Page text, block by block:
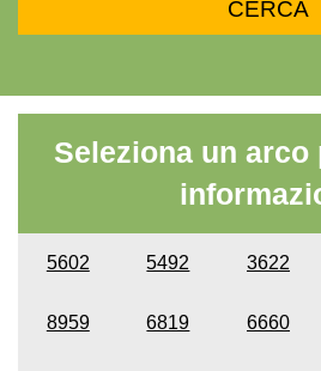
Seleziona un
5602 5492 3622
8959 6819 6660